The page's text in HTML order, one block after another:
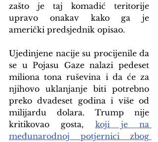
zašto je taj komadić teritorije
upravo onakav kako ga je
američki predsjednik opisao.
Ujedinjene nacije su procijenile da
se u Pojasu Gaze nalazi pedeset
miliona tona ruševina i da će za
njihovo uklanjanje biti potrebno
preko dvadeset godina i više od
milijardu dolara. Trump nije
kritikovao gosta, koji je na
međunarodnoj potjernici zbog